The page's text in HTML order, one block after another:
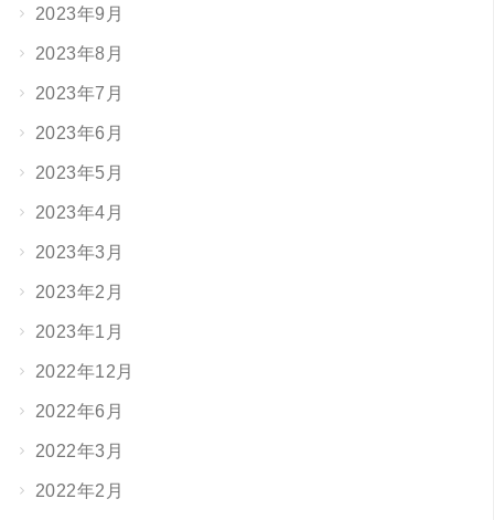
2023年9月
2023年8月
2023年7月
2023年6月
2023年5月
2023年4月
2023年3月
2023年2月
2023年1月
2022年12月
2022年6月
2022年3月
2022年2月